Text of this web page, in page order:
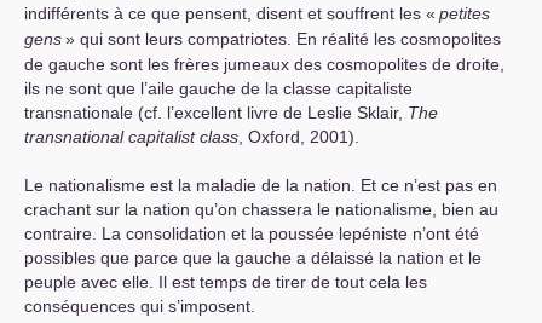
indifférents à ce que pensent, disent et souffrent les « petites
gens» qui sont leurs compatriotes. En réalité les cosmopolites
de gauche sont les frères jumeaux des cosmopolites de droite,
ils ne sont que l’aile gauche de la classe capitaliste
transnationale (cf. l’excellent livre de Leslie Sklair, The
transnational capitalist class , Oxford, 2001).
Le nationalisme est la maladie de la nation. Et ce n’est pas en
crachant sur la nation qu’on chassera le nationalisme, bien au
contraire. La consolidation et la poussée lepéniste n’ont été
possibles que parce que la gauche a délaissé la nation et le
peuple avec elle. Il est temps de tirer de tout cela les
conséquences qui s’imposent.